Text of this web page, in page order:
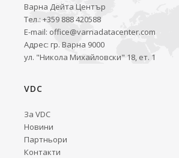
Варна Дейта Център
Тел.: +359 888 420588
E-mail: office@varnadatacenter.com
Адрес: гр. Варна 9000
ул. "Никола Михайловски" 18, ет. 1
VDC
За VDC
Новини
Партньори
Контакти